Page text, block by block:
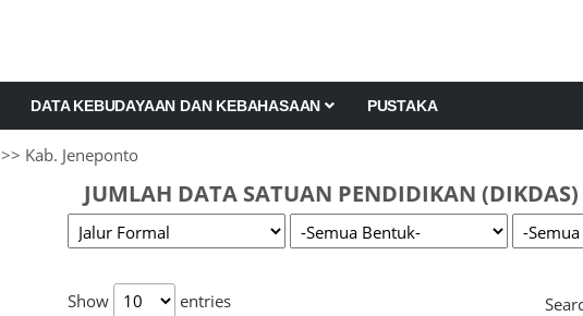
DATA KEBUDAYAAN DAN KEBAHASAAN PUSTAKA
>> Kab. Jeneponto
JUMLAH DATA SATUAN PENDIDIKAN (DIKDAS)
Show entries